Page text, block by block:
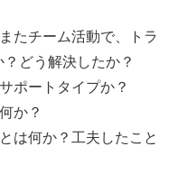
たチーム活動で、トラ
どう解決したか？
ポートタイプか？
か？
は何か？工夫したこと